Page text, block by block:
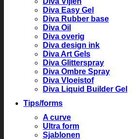
Diva Easy Gel
Diva Rubber base
Diva Oil
Diva overig
Diva design ink
Diva Art Gels
Diva Glitterspray
Diva Ombre Spray
Diva Vloeistof
Diva Liquid Builder Gel
Tips/forms
A curve
Ultra form
Sjablonen